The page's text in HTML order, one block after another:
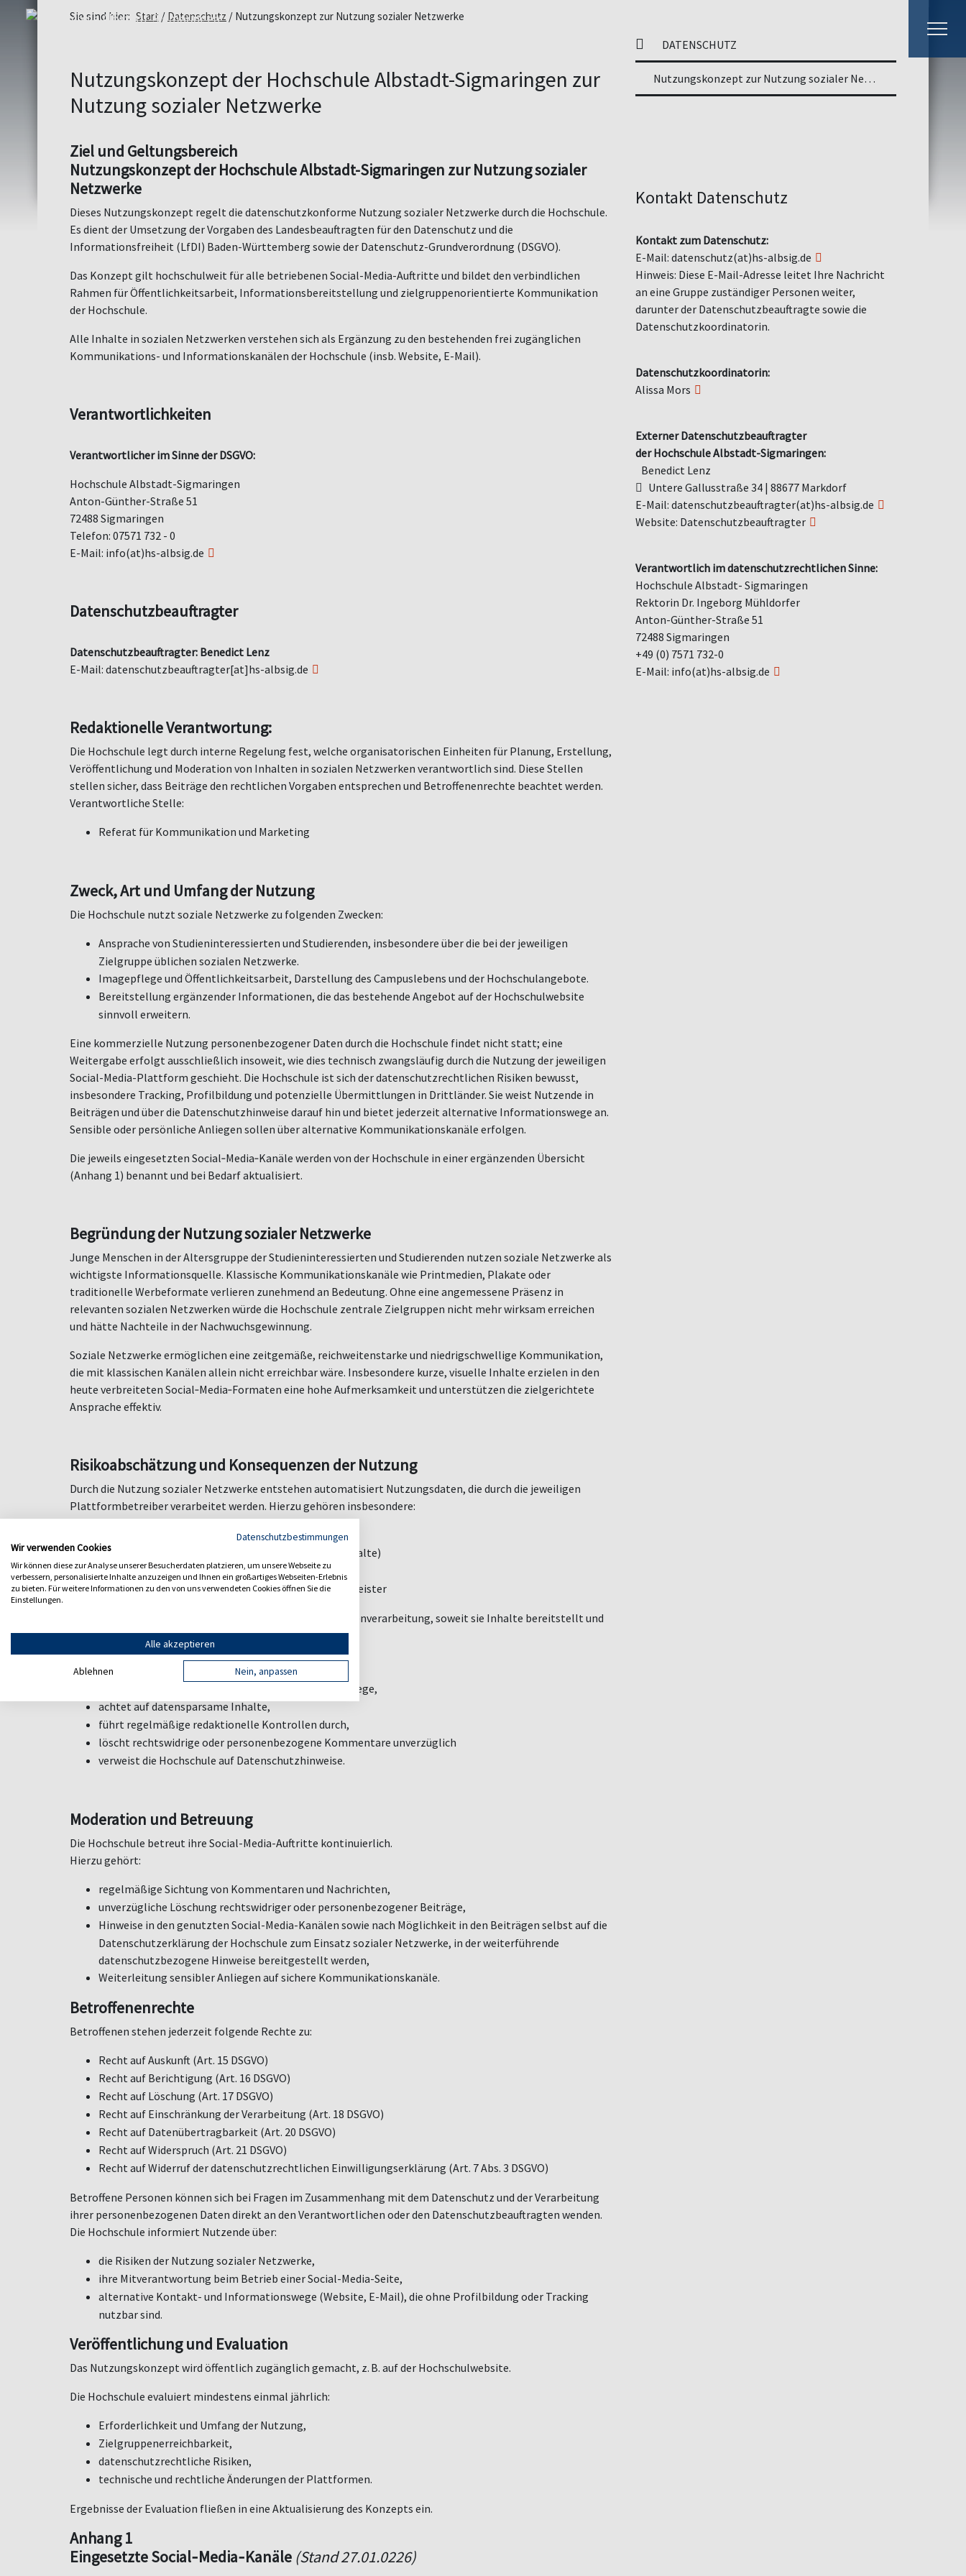
Sie sind hier: Start Datenschutz Nutzungskonzept zur Nutzung sozialer Netzwerke
Nutzungskonzept der Hochschule Albstadt-Sigmaringen zur
Nutzung sozialer Netzwerke
Ziel und Geltungsbereich
Nutzungskonzept der Hochschule Albstadt-Sigmaringen zur Nutzung sozialer
Netzwerke
Dieses Nutzungskonzept regelt die datenschutzkonforme Nutzung sozialer Netzwerke durch die Hochschule.
Es dient der Umsetzung der Vorgaben des Landesbeauftragten für den Datenschutz und die
Informationsfreiheit (LfDI) Baden-Württemberg sowie der Datenschutz-Grundverordnung (DSGVO).
Das Konzept gilt hochschulweit für alle betriebenen Social-Media-Auftritte und bildet den verbindlichen
Rahmen für Öffentlichkeitsarbeit, Informationsbereitstellung und zielgruppenorientierte Kommunikation
der Hochschule.
Alle Inhalte in sozialen Netzwerken verstehen sich als Ergänzung zu den bestehenden frei zugänglichen
Kommunikations- und Informationskanälen der Hochschule (insb. Website, E-Mail).
Verantwortlichkeiten
Verantwortlicher im Sinne der DSGVO:
Hochschule Albstadt-Sigmaringen
Anton-Günther-Straße 51
72488 Sigmaringen
Telefon: 07571 732 - 0
E-Mail: info(at)hs-albsig.de
Datenschutzbeauftragter
Datenschutzbeauftragter: Benedict Lenz
E-Mail: datenschutzbeauftragter[at]hs-albsig.de
Redaktionelle Verantwortung:
Die Hochschule legt durch interne Regelung fest, welche organisatorischen Einheiten für Planung, Erstellung,
Veröffentlichung und Moderation von Inhalten in sozialen Netzwerken verantwortlich sind. Diese Stellen
stellen sicher, dass Beiträge den rechtlichen Vorgaben entsprechen und Betroffenenrechte beachtet werden.
Verantwortliche Stelle:
Referat für Kommunikation und Marketing
Zweck, Art und Umfang der Nutzung
Die Hochschule nutzt soziale Netzwerke zu folgenden Zwecken:
Ansprache von Studieninteressierten und Studierenden, insbesondere über die bei der jeweiligen
Zielgruppe üblichen sozialen Netzwerke.
Imagepflege und Öffentlichkeitsarbeit, Darstellung des Campuslebens und der Hochschulangebote.
Bereitstellung ergänzender Informationen, die das bestehende Angebot auf der Hochschulwebsite
sinnvoll erweitern.
Eine kommerzielle Nutzung personenbezogener Daten durch die Hochschule findet nicht statt; eine
Weitergabe erfolgt ausschließlich insoweit, wie dies technisch zwangsläufig durch die Nutzung der jeweiligen
Social-Media-Plattform geschieht. Die Hochschule ist sich der datenschutzrechtlichen Risiken bewusst,
insbesondere Tracking, Profilbildung und potenzielle Übermittlungen in Drittländer. Sie weist Nutzende in
Beiträgen und über die Datenschutzhinweise darauf hin und bietet jederzeit alternative Informationswege an.
Sensible oder persönliche Anliegen sollen über alternative Kommunikationskanäle erfolgen.
Die jeweils eingesetzten Social‑Media‑Kanäle werden von der Hochschule in einer ergänzenden Übersicht
(Anhang 1) benannt und bei Bedarf aktualisiert.
Begründung der Nutzung sozialer Netzwerke
Junge Menschen in der Altersgruppe der Studieninteressierten und Studierenden nutzen soziale Netzwerke als
wichtigste Informationsquelle. Klassische Kommunikationskanäle wie Printmedien, Plakate oder
traditionelle Werbeformate verlieren zunehmend an Bedeutung. Ohne eine angemessene Präsenz in
relevanten sozialen Netzwerken würde die Hochschule zentrale Zielgruppen nicht mehr wirksam erreichen
und hätte Nachteile in der Nachwuchsgewinnung.
Soziale Netzwerke ermöglichen eine zeitgemäße, reichweitenstarke und niedrigschwellige Kommunikation,
die mit klassischen Kanälen allein nicht erreichbar wäre. Insbesondere kurze, visuelle Inhalte erzielen in den
heute verbreiteten Social‑Media‑Formaten eine hohe Aufmerksamkeit und unterstützen die zielgerichtete
Ansprache effektiv.
Risikoabschätzung und Konsequenzen der Nutzung
Durch die Nutzung sozialer Netzwerke entstehen automatisiert Nutzungsdaten, die durch die jeweiligen
Plattformbetreiber verarbeitet werden. Hierzu gehören insbesondere:
IP-Adressen, Geräte- und Logdaten
Interaktionsdaten (Likes, Kommentare, geteilte Inhalte)
Tracking- und Analyseverfahren
Mögliche Übermittlung an auß ereuropäische Dienstleister
Die Hochschule trägt eine Mitverantwortung für diese Datenverarbeitung, soweit sie Inhalte bereitstellt und
Interaktionen ermöglicht.
Zur Risikominimierung:
nutzt die Hochschule alternative Kommunikationswege,
achtet auf datensparsame Inhalte,
führt regelmäßige redaktionelle Kontrollen durch,
löscht rechtswidrige oder personenbezogene Kommentare unverzüglich
verweist die Hochschule auf Datenschutzhinweise.
Moderation und Betreuung
Die Hochschule betreut ihre Social-Media-Auftritte kontinuierlich.
Hierzu gehört:
regelmäßige Sichtung von Kommentaren und Nachrichten,
unverzügliche Löschung rechtswidriger oder personenbezogener Beiträge,
Hinweise in den genutzten Social-Media-Kanälen sowie nach Möglichkeit in den Beiträgen selbst auf die
Datenschutzerklärung der Hochschule zum Einsatz sozialer Netzwerke, in der weiterführende
datenschutzbezogene Hinweise bereitgestellt werden,
Weiterleitung sensibler Anliegen auf sichere Kommunikationskanäle.
Betroffenenrechte
Betroffenen stehen jederzeit folgende Rechte zu:
Recht auf Auskunft (Art. 15 DSGVO)
Recht auf Berichtigung (Art. 16 DSGVO)
Recht auf Löschung (Art. 17 DSGVO)
Recht auf Einschränkung der Verarbeitung (Art. 18 DSGVO)
Recht auf Datenübertragbarkeit (Art. 20 DSGVO)
Recht auf Widerspruch (Art. 21 DSGVO)
Recht auf Widerruf der datenschutzrechtlichen Einwilligungserklärung (Art. 7 Abs. 3 DSGVO)
Betroffene Personen können sich bei Fragen im Zusammenhang mit dem Datenschutz und der Verarbeitung
ihrer personenbezogenen Daten direkt an den Verantwortlichen oder den Datenschutzbeauftragten wenden.
Die Hochschule informiert Nutzende über:
die Risiken der Nutzung sozialer Netzwerke,
ihre Mitverantwortung beim Betrieb einer Social-Media-Seite,
alternative Kontakt- und Informationswege (Website, E-Mail), die ohne Profilbildung oder Tracking
nutzbar sind.
Veröffentlichung und Evaluation
Das Nutzungskonzept wird öffentlich zugänglich gemacht, z. B. auf der Hochschulwebsite.
Die Hochschule evaluiert mindestens einmal jährlich:
Erforderlichkeit und Umfang der Nutzung,
Zielgruppenerreichbarkeit,
datenschutzrechtliche Risiken,
technische und rechtliche Änderungen der Plattformen.
Ergebnisse der Evaluation fließen in eine Aktualisierung des Konzepts ein.
Anhang 1
Eingesetzte Social‑Media‑Kanäle (Stand 27.01.0226)
DATENSCHUTZ
Nutzungskonzept zur Nutzung sozialer Netzwerke
Kontakt Datenschutz
Kontakt zum Datenschutz:
E-Mail: datenschutz(at)hs-albsig.de
Hinweis: Diese E-Mail-Adresse leitet Ihre Nachricht
an eine Gruppe zuständiger Personen weiter,
darunter der Datenschutzbeauftragte sowie die
Datenschutzkoordinatorin.
Datenschutzkoordinatorin:
Alissa Mors
Externer Datenschutzbeauftragter
der Hochschule Albstadt-Sigmaringen:
Benedict Lenz
Untere Gallusstraße 34 | 88677 Markdorf
E-Mail: datenschutzbeauftragter(at)hs-albsig.de
Website: Datenschutzbeauftragter
Verantwortlich im datenschutzrechtlichen Sinne:
Hochschule Albstadt- Sigmaringen
Rektorin Dr. Ingeborg Mühldorfer
Anton-Günther-Straße 51
72488 Sigmaringen
+49 (0) 7571 732-0
E-Mail: info(at)hs-albsig.de
Datenschutzbestimmungen
Wir verwenden Cookies
Wir können diese zur Analyse unserer Besucherdaten platzieren, um unsere Webseite zu
verbessern, personalisierte Inhalte anzuzeigen und Ihnen ein großartiges Webseiten-Erlebnis
zu bieten. Für weitere Informationen zu den von uns verwendeten Cookies öffnen Sie die
Einstellungen.
Alle akzeptieren
Ablehnen Nein, anpassen